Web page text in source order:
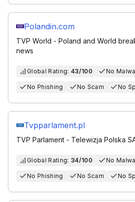
Polandin.com
TVP World - Poland and World
news
Global Rating: 43/100 No
No Phishing No Scam No
Tvpparlament.pl
TVP Parlament - Telewizja Polska
Global Rating: 34/100 No
No Phishing No Scam No